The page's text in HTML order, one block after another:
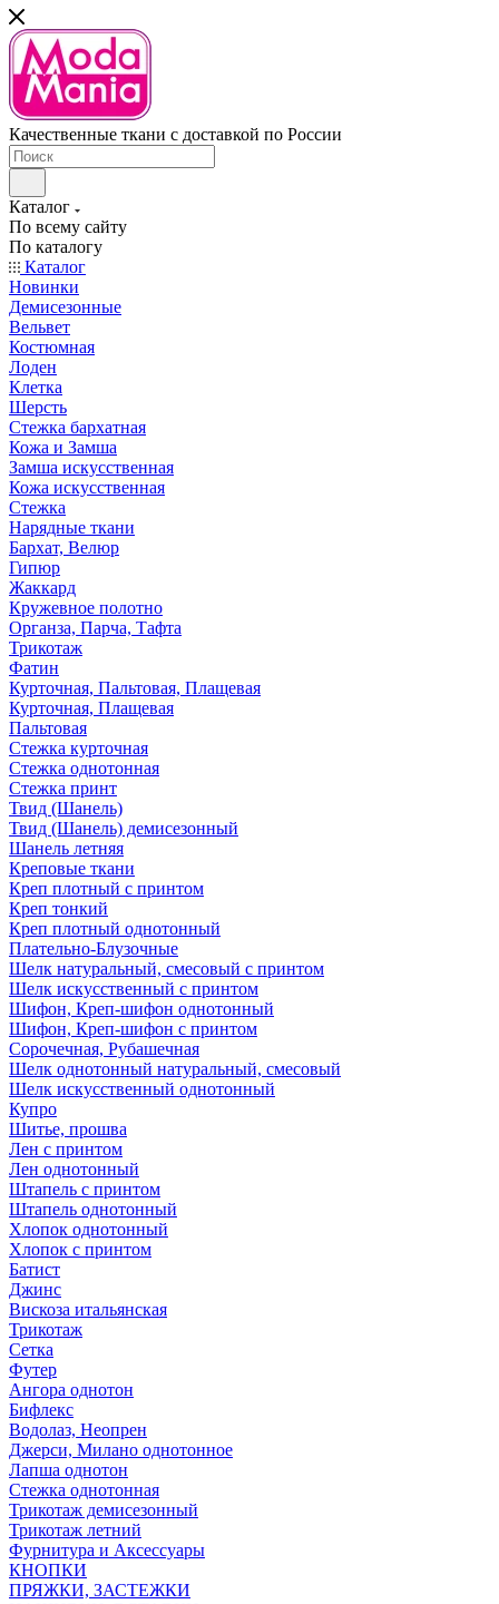
Качественные ткани с доставкой по России
Каталог
По всему сайту
По каталогу
Каталог
Новинки
Демисезонные
Вельвет
Костюмная
Лоден
Клетка
Шерсть
Стежка бархатная
Кожа и Замша
Замша искусственная
Кожа искусственная
Стежка
Нарядные ткани
Бархат, Велюр
Гипюр
Жаккард
Кружевное полотно
Органза, Парча, Тафта
Трикотаж
Фатин
Курточная, Пальтовая, Плащевая
Курточная, Плащевая
Пальтовая
Стежка курточная
Стежка однотонная
Стежка принт
Твид (Шанель)
Твид (Шанель) демисезонный
Шанель летняя
Креповые ткани
Креп плотный с принтом
Креп тонкий
Креп плотный однотонный
Плательно-Блузочные
Шелк натуральный, смесовый с принтом
Шелк искусственный с принтом
Шифон, Креп-шифон однотонный
Шифон, Креп-шифон с принтом
Сорочечная, Рубашечная
Шелк однотонный натуральный, смесовый
Шелк искусственный однотонный
Купро
Шитье, прошва
Лен с принтом
Лен однотонный
Штапель с принтом
Штапель однотонный
Хлопок однотонный
Хлопок с принтом
Батист
Джинс
Вискоза итальянская
Трикотаж
Сетка
Футер
Ангора однотон
Бифлекс
Водолаз, Неопрен
Джерси, Милано однотонное
Лапша однотон
Стежка однотонная
Трикотаж демисезонный
Трикотаж летний
Фурнитура и Аксессуары
КНОПКИ
ПРЯЖКИ, ЗАСТЕЖКИ